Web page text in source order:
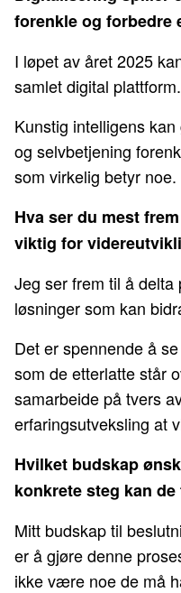
forenkle og forbedre
I løpet av året 2025
samlet digital
Kunstig intelligens
og selvbetjening
som virkelig betyr noe.
Hva ser du mest
viktig for
Jeg ser frem til å
løsninger som kan
Det er spennende å
som de etterlatte står
samarbeide på tvers
erfaringsutveksling at
Hvilket budskap
konkrete steg kan
Mitt budskap til
er å gjøre denne
ikke være noe de må